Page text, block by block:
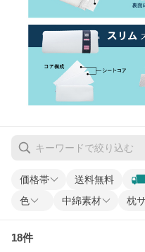
価格帯 送料無料
色 中綿素材 枕
18件